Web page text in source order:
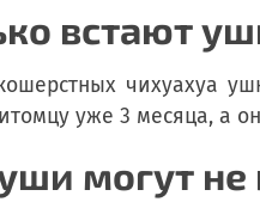
встают
чихуахуа
уже 3 месяца, а
могут не